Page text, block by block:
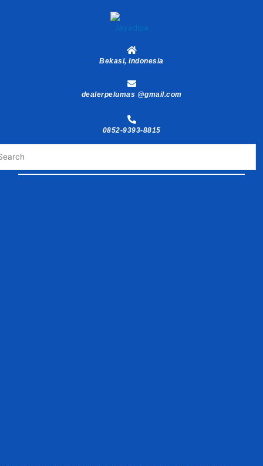
Bekasi, Indonesia
dealerpelumas @gmail.com
0852-9393-8815